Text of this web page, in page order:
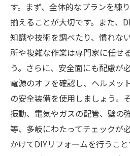
す。まず、全体的なプランを練
揃えることが大切です。また、
知識や技術を調べたり、慣れな
所や複雑な作業は専門家に任せ
う。さらに、安全面にも配慮が
電源のオフを確認し、ヘルメッ
の安全装備を使用しましょう。
振動、電気やガスの配管、壁の
等、多岐にわたってチェックが
かけてDIYリフォームを行うこ